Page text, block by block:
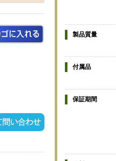
製品質量
付属品
保証期間